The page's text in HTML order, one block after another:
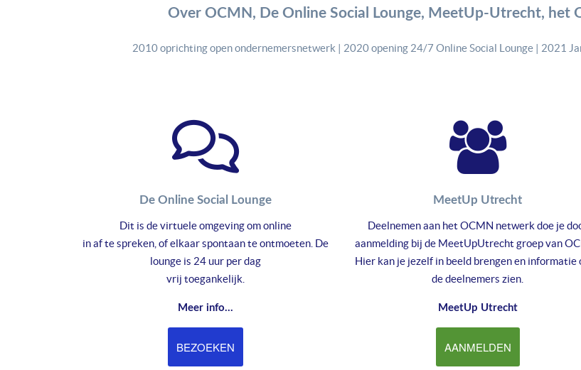
Over OCMN, De Online Social Lounge, MeetUp-Utrecht, het
2010 oprichting open ondernemersnetwerk | 2020 opening 24/7 Online Social Lounge | 2021
De Online Social Lounge
Dit is de virtuele omgeving om online
in af te spreken, of elkaar spontaan te ontmoeten. De
lounge is 24 uur per dag
vrij toegankelijk.
Meer info...
BEZOEKEN
MeetUp Utrecht
Deelnemen aan het OCMN netwerk doe je
aanmelding bij de MeetUpUtrecht groep van
Hier kan je jezelf in beeld brengen en informatie
de deelnemers zien.
MeetUp Utrecht
AANMELDEN